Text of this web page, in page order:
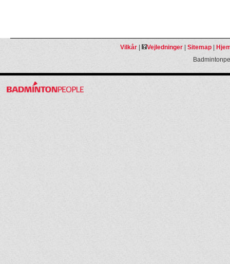
Vilkår| Vejledninger| Sitemap|